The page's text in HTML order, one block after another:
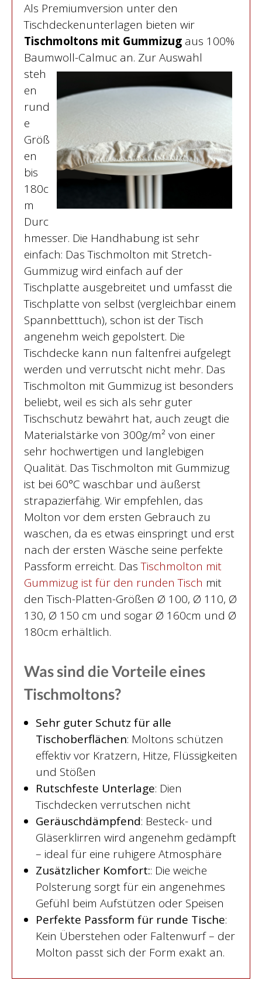
Als Premiumversion unter den
Tischdeckenunterlagen bieten wir
Tischmoltons mit Gummizug aus 100%
Baumwoll-Calmuc an. Zur Auswahl
steh
en
rund
e
Größ
en
bis
180c
m
Durc
hmesser. Die Handhabung ist sehr
einfach: Das Tischmolton mit Stretch-
Gummizug wird einfach auf der
Tischplatte ausgebreitet und umfasst die
Tischplatte von selbst (vergleichbar einem
Spannbetttuch), schon ist der Tisch
angenehm weich gepolstert. Die
Tischdecke kann nun faltenfrei aufgelegt
werden und verrutscht nicht mehr. Das
Tischmolton mit Gummizug ist besonders
beliebt, weil es sich als sehr guter
Tischschutz bewährt hat, auch zeugt die
Materialstärke von 300g/m² von einer
sehr hochwertigen und langlebigen
Qualität. Das Tischmolton mit Gummizug
ist bei 60°C waschbar und äußerst
strapazierfähig. Wir empfehlen, das
Molton vor dem ersten Gebrauch zu
waschen, da es etwas einspringt und erst
nach der ersten Wäsche seine perfekte
Passform erreicht. DasTischmolton mit
Gummizug ist für den runden Tisch mit
den Tisch-Platten-Größen Ø 100, Ø 110, Ø
130, Ø 150 cm und sogar Ø 160cm und Ø
180cm erhältlich.
Was sind die Vorteile eines
Tischmoltons?
Sehr guter Schutz für alle
Tischoberflächen: Moltons schützen
effektiv vor Kratzern, Hitze, Flüssigkeiten
und Stößen
Rutschfeste Unterlage: Dien
Tischdecken verrutschen nicht
Geräuschdämpfend: Besteck- und
Gläserklirren wird angenehm gedämpft
– ideal für eine ruhigere Atmosphäre
Zusätzlicher Komfort:: Die weiche
Polsterung sorgt für ein angenehmes
Gefühl beim Aufstützen oder Speisen
Perfekte Passform für runde Tische:
Kein Überstehen oder Faltenwurf – der
Molton passt sich der Form exakt an.